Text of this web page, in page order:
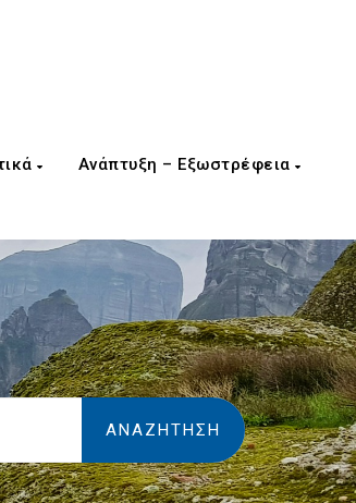
Ανάπτυξη – Εξωστρέφεια